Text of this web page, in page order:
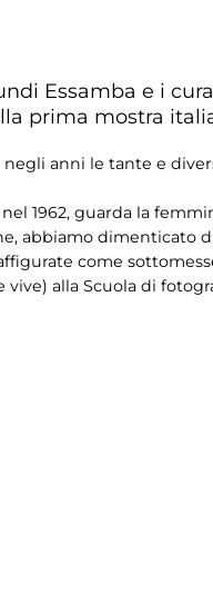
Essamba e i
prima mostra
anni le tante e
1962, guarda la
abbiamo dimenticato
come
alla Scuola di